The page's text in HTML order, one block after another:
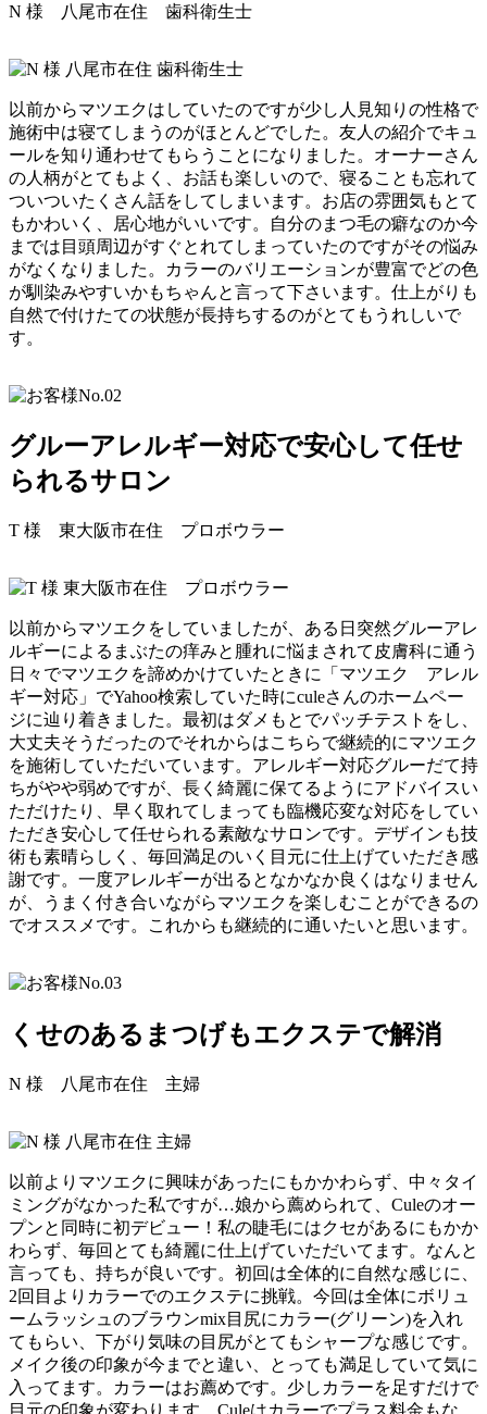
N 様 八尾市在住 歯科衛生士
以前からマツエクはしていたのですが少し人見知りの性格で
施術中は寝てしまうのがほとんどでした。友人の紹介でキュ
ールを知り通わせてもらうことになりました。オーナーさん
の人柄がとてもよく、お話も楽しいので、寝ることも忘れて
ついついたくさん話をしてしまいます。お店の雰囲気もとて
もかわいく、居心地がいいです。自分のまつ毛の癖なのか今
までは目頭周辺がすぐとれてしまっていたのですがその悩み
がなくなりました。カラーのバリエーションが豊富でどの色
が馴染みやすいかもちゃんと言って下さいます。仕上がりも
自然で付けたての状態が長持ちするのがとてもうれしいで
す。
グルーアレルギー対応で安心して任せ
られるサロン
T 様 東大阪市在住 プロボウラー
以前からマツエクをしていましたが、ある日突然グルーアレ
ルギーによるまぶたの痒みと腫れに悩まされて皮膚科に通う
日々でマツエクを諦めかけていたときに「マツエク アレル
ギー対応」でYahoo検索していた時にculeさんのホームペー
ジに辿り着きました。最初はダメもとでパッチテストをし、
大丈夫そうだったのでそれからはこちらで継続的にマツエク
を施術していただいています。アレルギー対応グルーだて持
ちがやや弱めですが、長く綺麗に保てるようにアドバイスい
ただけたり、早く取れてしまっても臨機応変な対応をしてい
ただき安心して任せられる素敵なサロンです。デザインも技
術も素晴らしく、毎回満足のいく目元に仕上げていただき感
謝です。一度アレルギーが出るとなかなか良くはなりません
が、うまく付き合いながらマツエクを楽しむことができるの
でオススメです。これからも継続的に通いたいと思います。
くせのあるまつげもエクステで解消
N 様 八尾市在住 主婦
以前よりマツエクに興味があったにもかかわらず、中々タイ
ミングがなかった私ですが…娘から薦められて、Culeのオー
プンと同時に初デビュー！私の睫毛にはクセがあるにもかか
わらず、毎回とても綺麗に仕上げていただいてます。なんと
言っても、持ちが良いです。初回は全体的に自然な感じに、
2回目よりカラーでのエクステに挑戦。今回は全体にボリュ
ームラッシュのブラウンmix目尻にカラー(グリーン)を入れ
てもらい、下がり気味の目尻がとてもシャープな感じです。
メイク後の印象が今までと違い、とっても満足していて気に
入ってます。カラーはお薦めです。少しカラーを足すだけで